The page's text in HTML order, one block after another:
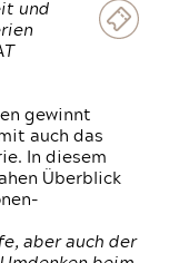
und
gewinnt
auch das
In diesem
Überblick
aber auch der